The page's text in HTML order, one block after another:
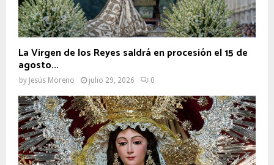
La Virgen de los Reyes saldrá en procesión el 15 de
agosto...
by Jesús Moreno julio 29, 2026 0